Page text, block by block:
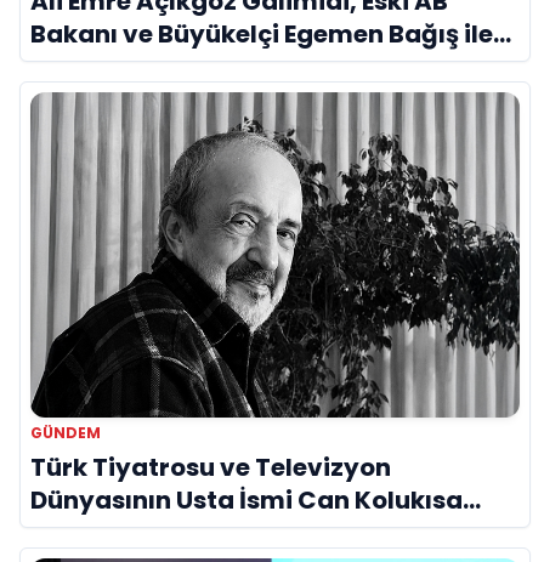
Bakanı ve Büyükelçi Egemen Bağış ile
Bir Araya Geldi
GÜNDEM
Türk Tiyatrosu ve Televizyon
Dünyasının Usta İsmi Can Kolukısa
Hayatını Kaybetti